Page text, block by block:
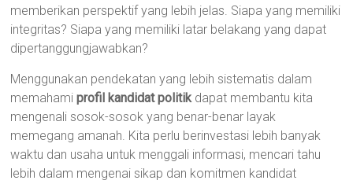
memberikan perspektif yang lebih jelas. Siapa yang memiliki
integritas? Siapa yang memiliki latar belakang yang dapat
dipertanggungjawabkan?
Menggunakan pendekatan yang lebih sistematis dalam
memahamiprofil kandidat politikdapat membantu kita
mengenali sosok-sosok yang benar-benar layak
memegang amanah. Kita perlu berinvestasi lebih banyak
waktu dan usaha untuk menggali informasi, mencari tahu
lebih dalam mengenai sikap dan komitmen kandidat